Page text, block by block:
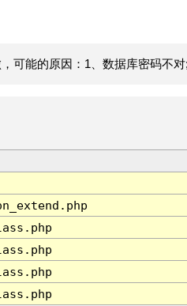
可能的原因：1、数据库密码不对